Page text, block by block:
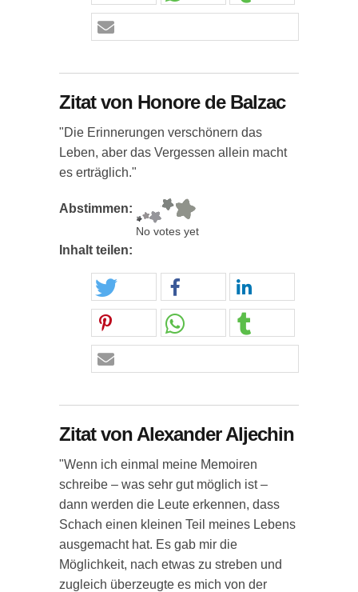
Zitat von Honore de Balzac
"Die Erinnerungen verschönern das
Leben, aber das Vergessen allein macht
es erträglich."
Abstimmen:
No votes yet
Inhalt teilen:
Zitat von Alexander Aljechin
"Wenn ich einmal meine Memoiren
schreibe – was sehr gut möglich ist –
dann werden die Leute erkennen, dass
Schach einen kleinen Teil meines Lebens
ausgemacht hat. Es gab mir die
Möglichkeit, nach etwas zu streben und
zugleich überzeugte es mich von der